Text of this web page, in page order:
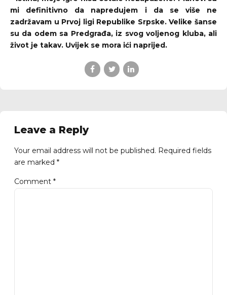
mi definitivno da napredujem i da se više ne
zadržavam u Prvoj ligi Republike Srpske. Velike šanse
su da odem sa Predgrađa, iz svog voljenog kluba, ali
život je takav. Uvijek se mora ići naprijed.
Leave a Reply
Your email address will not be published. Required fields
are marked *
Comment *